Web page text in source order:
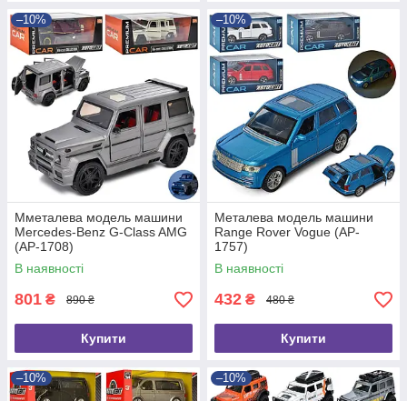
–10%
Мметалева модель машини
Mercedes-Benz G-Class AMG
(AP-1708)
В наявності
801 ₴ 890 ₴
Купити
–10%
Металева модель машини
Range Rover Vogue (AP-
1757)
В наявності
432 ₴ 480 ₴
Купити
–10% –10%